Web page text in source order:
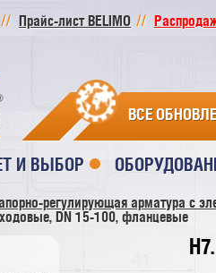
Прайс-лист BELIMO
ВСЕ
И ВЫБОР
регулирующая арматура с
DN 15-100, фланцевые